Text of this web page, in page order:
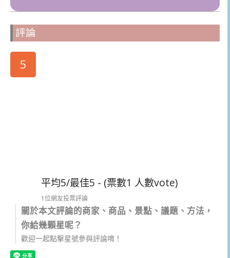
評論
5
平均5/最佳5 - (票數1 人數vote)
1位網友投票評論
關於本文評論的商家、商品、景點、議題、方法，
你給幾顆星呢？
歡迎一起點擊星號參與評論唷！